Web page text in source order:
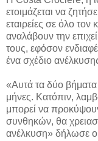
ετοιμάζεται να
εταιρείες σε όλο τον
αναλάβουν την
τους, εφόσον
ένα σχέδιο
«Αυτά τα δύο
μήνες. Κατόπιν,
μπορεί να
συνθηκών, θα
ανέλκυση» δήλωσε ο